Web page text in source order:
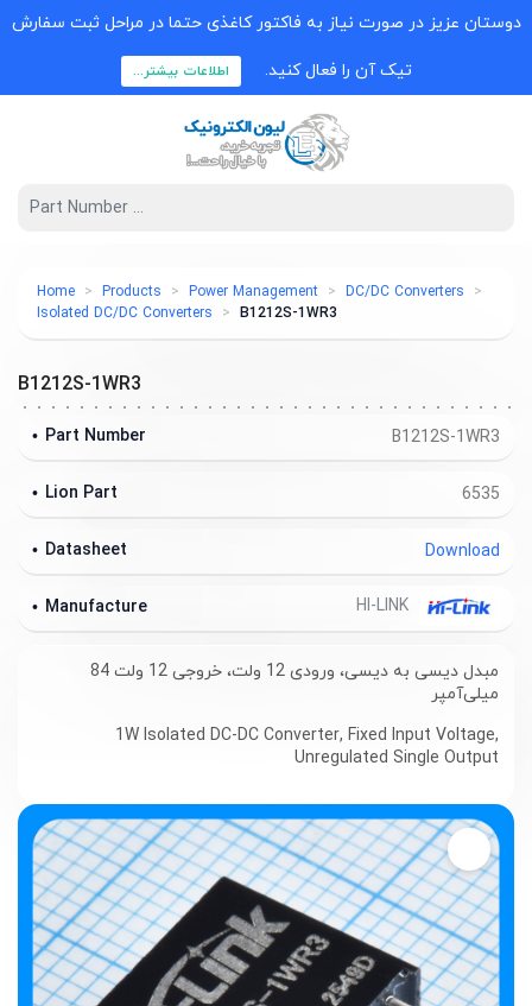
دوستان عزیز در صورت نیاز به فاکتور کاغذی حتما در مراحل ثبت سفارش
تیک آن را فعال کنید. اطلاعات بیشتر...
Home Products Power Management
DC/DC Converters
Isolated DC/DC Converters
B1212S-1WR3
B1212S-1WR3
B1212S-1WR3
Part Number
6535
Lion Part
Download
Datasheet
HI-LINK
Manufacture
مبدل دیسی به دیسی، ورودی 12 ولت، خروجی 12 ولت 84
میلی‌آمپر
1W Isolated DC-DC Converter, Fixed Input Voltage,
Unregulated Single Output